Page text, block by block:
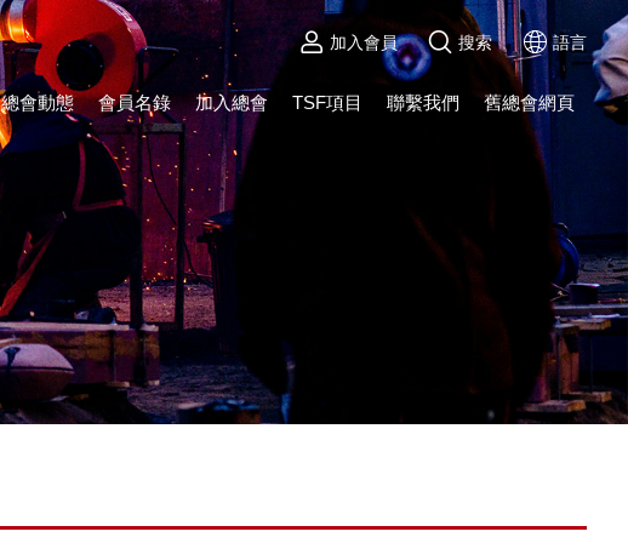
加入會員 搜索 語言
總會動態 會員名錄 加入總會 TSF項目 聯繫我們 舊總會網頁